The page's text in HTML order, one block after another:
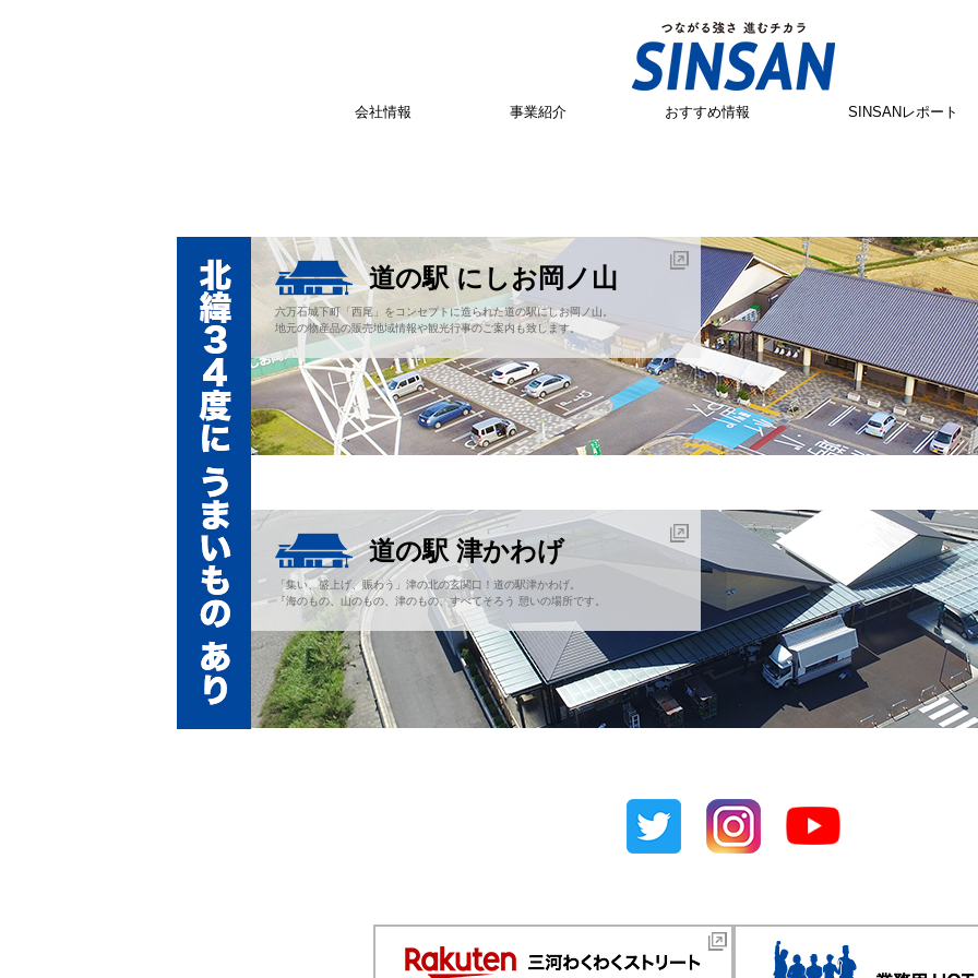
会社情報 事業紹介 おすすめ情報 SINSANレポート
道の駅 にしお岡ノ山
六万石城下町「西尾」をコンセプトに造られた道の駅にしお岡ノ山。
地元の物産品の販売地域情報や観光行事のご案内も致します。
道の駅 津かわげ
「集い、盛上げ、賑わう」津の北の玄関口！道の駅津かわげ。
『海のもの、山のもの、津のもの、すべてそろう 憩いの場所です。